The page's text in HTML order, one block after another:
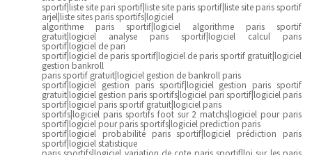
sportif|liste site pari sportif|liste site paris sportif|liste site paris sportif
arjel|liste sites paris sportifs|logiciel
algorithme paris sportif|logiciel algorithme paris sportif
gratuit|logiciel analyse paris sportif|logiciel calcul paris
sportif|logiciel de pari
sportif|logiciel de paris sportif|logiciel de paris sportif gratuit|logiciel
gestion bankroll
paris sportif gratuit|logiciel gestion de bankroll paris
sportif|logiciel gestion paris sportif|logiciel gestion paris sportif
gratuit|logiciel gestion paris sportifs|logiciel pari sportif|logiciel paris
sportif|logiciel paris sportif gratuit|logiciel paris
sportifs|logiciel paris sportifs foot sur 2 matchs|logiciel pour paris
sportif|logiciel pour paris sportifs|logiciel prediction paris
sportif|logiciel probabilité paris sportif|logiciel prédiction paris
sportif|logiciel statistique